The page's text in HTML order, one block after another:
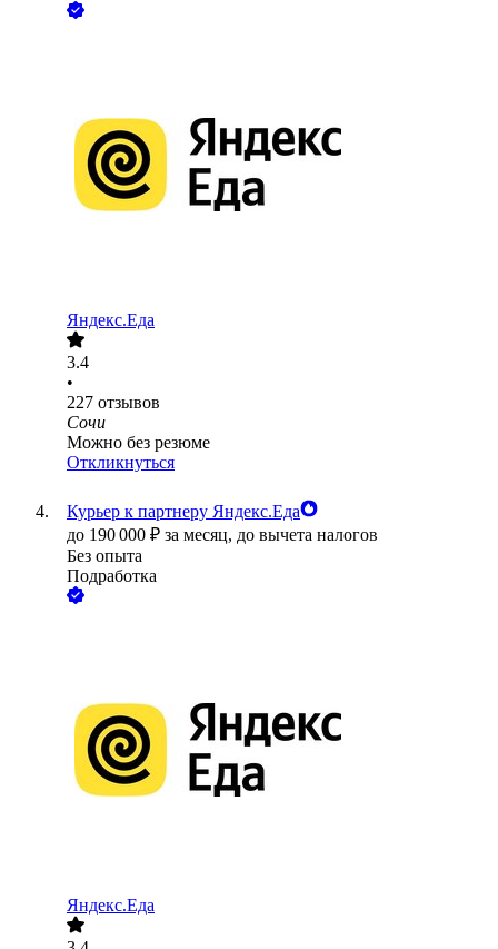
Яндекс.Еда
3.4
•
227 отзывов
Сочи
Можно без резюме
Откликнуться
Курьер к партнеру Яндекс.Еда
до 190 000 ₽ за месяц, до вычета налогов
Без опыта
Подработка
Яндекс.Еда